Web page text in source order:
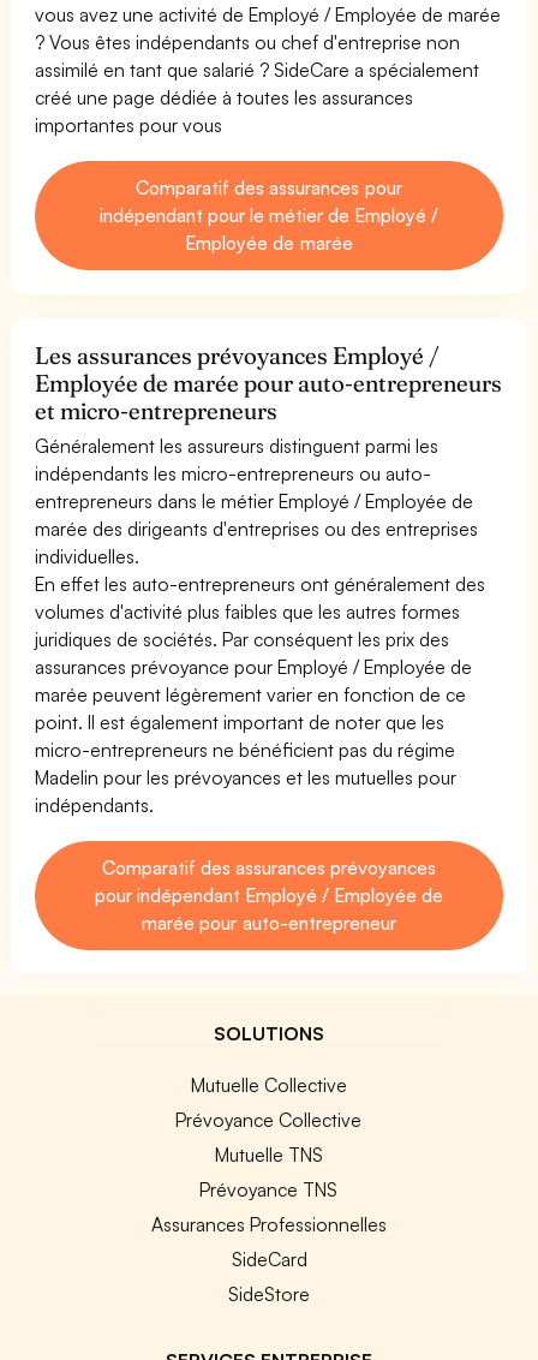
vous avez une activité de Employé / Employée de marée
? Vous êtes indépendants ou chef d'entreprise non
assimilé en tant que salarié ? SideCare a spécialement
créé une page dédiée à toutes les assurances
importantes pour vous
Comparatif des assurances pour
indépendant pour le métier de Employé /
Employée de marée
Les assurances prévoyances Employé /
Employée de marée pour auto-entrepreneurs
et micro-entrepreneurs
Généralement les assureurs distinguent parmi les
indépendants les micro-entrepreneurs ou auto-
entrepreneurs dans le métier Employé / Employée de
marée des dirigeants d'entreprises ou des entreprises
individuelles.
En effet les auto-entrepreneurs ont généralement des
volumes d'activité plus faibles que les autres formes
juridiques de sociétés. Par conséquent les prix des
assurances prévoyance pour Employé / Employée de
marée peuvent légèrement varier en fonction de ce
point. Il est également important de noter que les
micro-entrepreneurs ne bénéficient pas du régime
Madelin pour les prévoyances et les mutuelles pour
indépendants.
Comparatif des assurances prévoyances
pour indépendant Employé / Employée de
marée pour auto-entrepreneur
SOLUTIONS
Mutuelle Collective
Prévoyance Collective
Mutuelle TNS
Prévoyance TNS
Assurances Professionnelles
SideCard
SideStore